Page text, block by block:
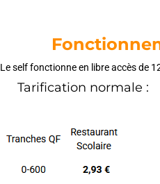
Le self fonctionne en libre accès de